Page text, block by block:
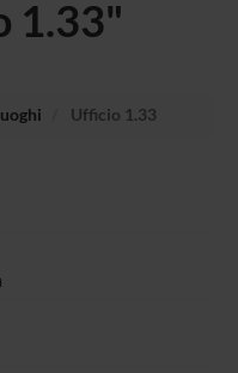
1.33"
Ufficio 1.33